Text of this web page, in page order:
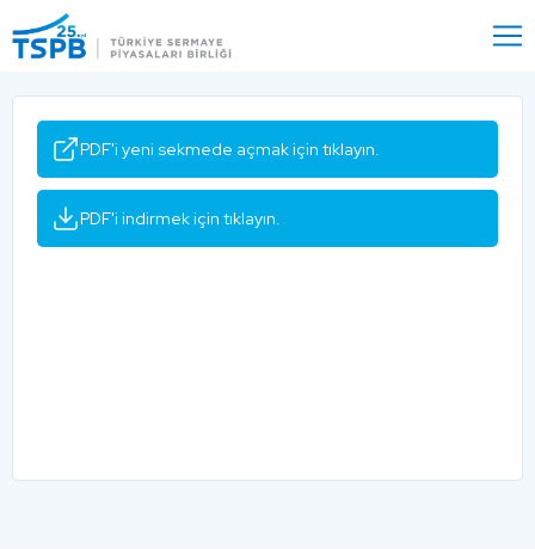
Close
PDF'i yeni sekmede açmak için tıklayın.
PDF'i indirmek için tıklayın.